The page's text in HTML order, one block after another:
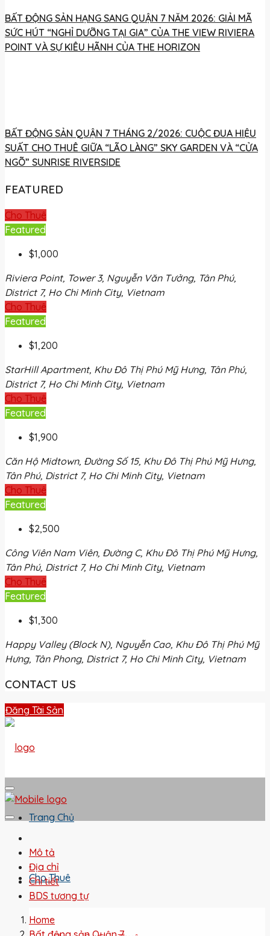
BẤT ĐỘNG SẢN HẠNG SANG QUẬN 7 NĂM 2026: GIẢI MÃ
SỨC HÚT “NGHỈ DƯỠNG TẠI GIA” CỦA THE VIEW RIVIERA
POINT VÀ SỰ KIÊU HÃNH CỦA THE HORIZON
BẤT ĐỘNG SẢN QUẬN 7 THÁNG 2/2026: CUỘC ĐUA HIỆU
SUẤT CHO THUÊ GIỮA “LÃO LÀNG” SKY GARDEN VÀ “CỬA
NGÕ” SUNRISE RIVERSIDE
FEATURED
Cho Thuê
Featured
$1,000
Riviera Point, Tower 3, Nguyễn Văn Tưởng, Tân Phú,
District 7, Ho Chi Minh City, Vietnam
Cho Thuê
Featured
$1,200
StarHill Apartment, Khu Đô Thị Phú Mỹ Hưng, Tân Phú,
District 7, Ho Chi Minh City, Vietnam
Cho Thuê
Featured
$1,900
Căn Hộ Midtown, Đường Số 15, Khu Đô Thị Phú Mỹ Hưng,
Tân Phú, District 7, Ho Chi Minh City, Vietnam
Cho Thuê
Featured
$2,500
Công Viên Nam Viên, Đường C, Khu Đô Thị Phú Mỹ Hưng,
Tân Phú, District 7, Ho Chi Minh City, Vietnam
Cho Thuê
Featured
$1,300
Happy Valley (Block N), Nguyễn Cao, Khu Đô Thị Phú Mỹ
Hưng, Tân Phong, District 7, Ho Chi Minh City, Vietnam
CONTACT US
Đăng Tài Sản
Trang Chủ
Cho Thuê
Mô tả
Địa chỉ
Chi tiết
BDS tương tự
Home